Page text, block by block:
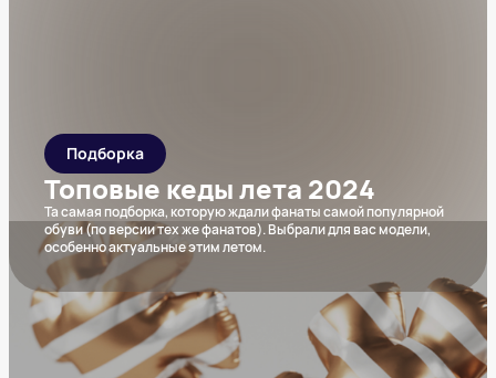
Подборка
Топовые кеды лета 2024
Та самая подборка, которую ждали фанаты самой популярной
обуви (по версии тех же фанатов). Выбрали для вас модели,
особенно актуальные этим летом.